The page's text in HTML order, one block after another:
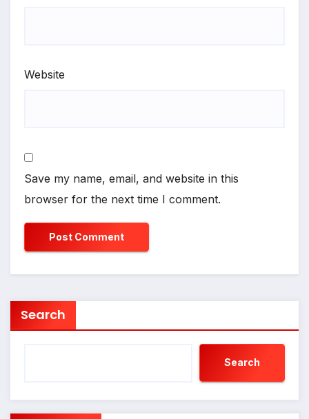
Website
Save my name, email, and website in this
browser for the next time I comment.
Search
Search